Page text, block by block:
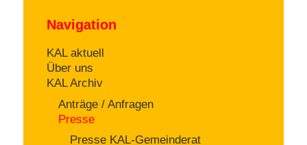
Navigation
KAL aktuell
Über uns
KAL Archiv
Anträge / Anfragen
Presse
Presse KAL-Gemeinderat